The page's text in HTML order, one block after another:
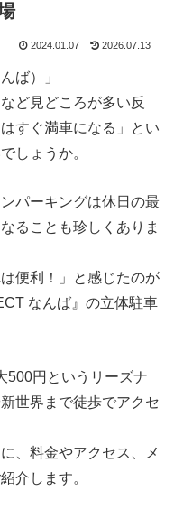
2024.01.07 2026.07.13
ば）」
ど見どころが多い反
すぐ満車になる」とい
しょうか。
パーキングは休日の最
ることも珍しくありま
便利！」と感じたのが
なんば』の立体駐車
500円というリーズナ
世界まで徒歩でアクセ
、料金やアクセス、メ
介します。